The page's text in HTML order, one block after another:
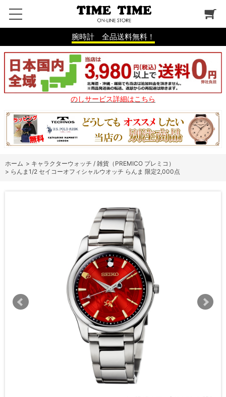
腕時計 全品送料無料！
のしサービス詳細はこちら
ホーム > キャラクターウォッチ / 雑貨（PREMICO プレミコ）
> らんま1/2 セイコーオフィシャルウオッチ らんま 限定2,000点